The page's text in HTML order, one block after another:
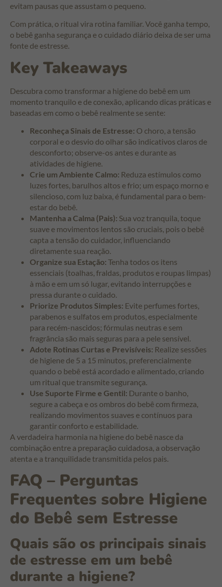
evitam pausas que assustam o pequeno.
Com prática, o ritual vira rotina familiar. Você ganha tempo,
o bebê ganha segurança e o cuidado diário deixa de ser uma
fonte de estresse.
Key Takeaways
Descubra como transformar a higiene do bebê em um
momento tranquilo e de conexão, aplicando dicas práticas e
baseadas em como o bebê realmente se sente:
Reconheça Sinais de Estresse: O choro, a tensão
corporal e o desvio do olhar são indicativos claros de
desconforto; observe-os antes e durante as
atividades de higiene.
Crie um Ambiente Calmo: Reduza estímulos como
luzes fortes, barulhos altos e frio; um espaço morno e
silencioso, com luz baixa, é fundamental para o bem-
estar do bebê.
Mantenha a Calma (Pais): Sua voz tranquila, toque
suave e movimentos lentos são cruciais, pois o bebê
capta a tensão do cuidador, influenciando
diretamente sua reação.
Organize sua Estação: Tenha todos os itens
essenciais (toalhas, fraldas, produtos e roupas limpas)
à mão e em um só lugar, evitando interrupções e
pressa durante o cuidado.
Priorize Produtos Simples: Evite perfumes fortes,
parabenos e sulfatos em produtos, especialmente
para recém-nascidos; fórmulas neutras e sem
fragrância são mais seguras para a pele sensível.
Adote Rotinas Curtas e Previsíveis: Realize sessões
de higiene de 5 a 15 minutos, preferencialmente
quando o bebê está acordado e alimentado, criando
um ritual que transmite segurança.
Use Suporte Firme e Gentil: Durante o banho,
segure a cabeça e os ombros do bebê com firmeza,
realizando movimentos suaves e contínuos para
garantir conforto e estabilidade.
A verdadeira harmonia na higiene do bebê nasce da
combinação entre a preparação cuidadosa, a observação
atenta e a tranquilidade transmitida pelos pais.
FAQ – Perguntas
Frequentes sobre Higiene
do Bebê sem Estresse
Quais são os principais sinais
de estresse em um bebê
durante a higiene?